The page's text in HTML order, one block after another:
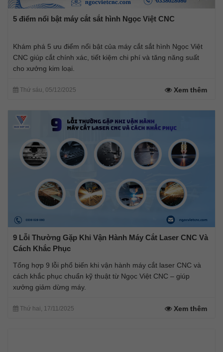
5 điểm nổi bật máy cắt sắt hình Ngọc Việt CNC
Khám phá 5 ưu điểm nổi bật của máy cắt sắt hình Ngọc Việt
CNC giúp cắt chính xác, tiết kiệm chi phí và tăng năng suất
cho xưởng kim loại.
Thứ sáu, 05/12/2025 Xem thêm
9 Lỗi Thường Gặp Khi Vận Hành Máy Cắt Laser CNC Và
Cách Khắc Phục
Tổng hợp 9 lỗi phổ biến khi vận hành máy cắt laser CNC và
cách khắc phục chuẩn kỹ thuật từ Ngọc Việt CNC – giúp
xưởng giảm dừng máy.
Thứ hai, 17/11/2025 Xem thêm